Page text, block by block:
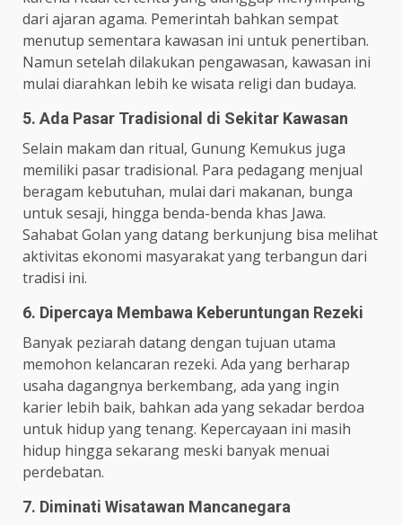
dari ajaran agama. Pemerintah bahkan sempat
menutup sementara kawasan ini untuk penertiban.
Namun setelah dilakukan pengawasan, kawasan ini
mulai diarahkan lebih ke wisata religi dan budaya.
5. Ada Pasar Tradisional di Sekitar Kawasan
Selain makam dan ritual, Gunung Kemukus juga
memiliki pasar tradisional. Para pedagang menjual
beragam kebutuhan, mulai dari makanan, bunga
untuk sesaji, hingga benda-benda khas Jawa.
Sahabat Golan yang datang berkunjung bisa melihat
aktivitas ekonomi masyarakat yang terbangun dari
tradisi ini.
6. Dipercaya Membawa Keberuntungan Rezeki
Banyak peziarah datang dengan tujuan utama
memohon kelancaran rezeki. Ada yang berharap
usaha dagangnya berkembang, ada yang ingin
karier lebih baik, bahkan ada yang sekadar berdoa
untuk hidup yang tenang. Kepercayaan ini masih
hidup hingga sekarang meski banyak menuai
perdebatan.
7. Diminati Wisatawan Mancanegara